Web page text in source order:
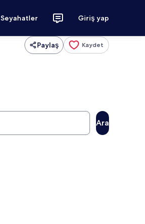
Seyahatler Giriş yap
Paylaş Kaydet
Ara